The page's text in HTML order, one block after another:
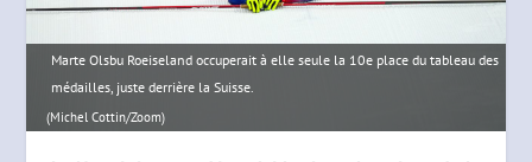
Marte Olsbu Roeiseland occuperait à elle seule la 10e place du tableau des
médailles, juste derrière la Suisse.
(Michel Cottin/Zoom)